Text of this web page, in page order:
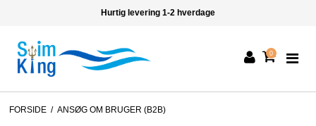
Hurtig levering 1-2 hverdage
0
FORSIDE / ANSØG OM BRUGER (B2B)